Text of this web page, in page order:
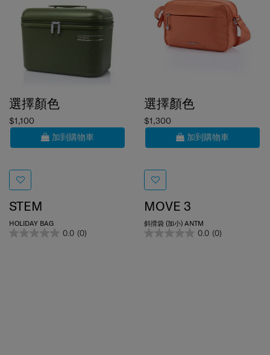
選擇顏色
$1,100
加到購物車
STEM
HOLIDAY BAG
0.0 (0)
選擇顏色
$1,300
加到購物車
MOVE 3
斜揹袋 (加小) ANTM
0.0 (0)